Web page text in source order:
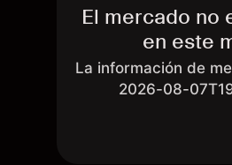
El mercado no
en este
La información de
2026-08-